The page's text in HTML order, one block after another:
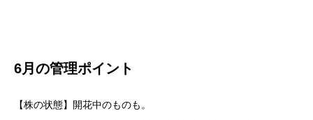
6月の管理ポイント
【株の状態】開花中のものも。